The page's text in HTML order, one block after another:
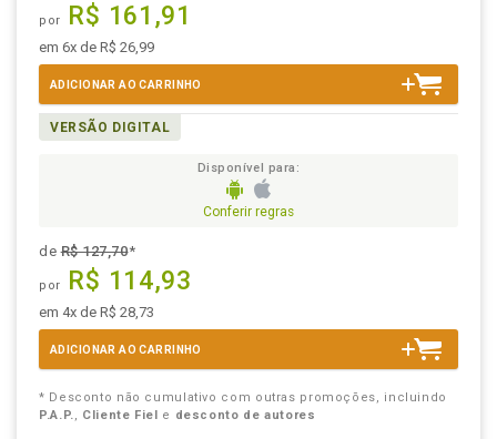
por R$ 161,91
em 6x de R$ 26,99
ADICIONAR AO CARRINHO
VERSÃO DIGITAL
Disponível para:
Conferir regras
deR$ 127,70*
por R$ 114,93
em 4x de R$ 28,73
ADICIONAR AO CARRINHO
* Desconto não cumulativo com outras promoções, incluindo
P.A.P., Cliente Fiel e desconto de autores